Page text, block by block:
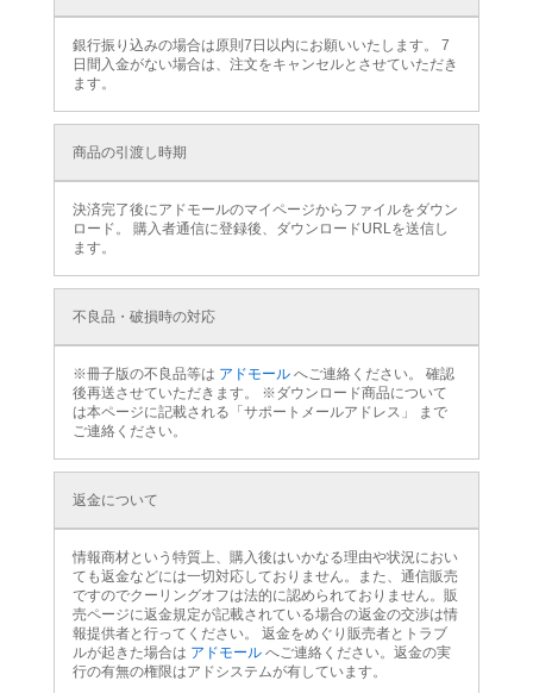
銀行振り込みの場合は原則7日以内にお願いいたします。 7
日間入金がない場合は、注文をキャンセルとさせていただき
ます。
商品の引渡し時期
決済完了後にアドモールのマイページからファイルをダウン
ロード。 購入者通信に登録後、ダウンロードURLを送信し
ます。
不良品・破損時の対応
※冊子版の不良品等は アドモールへご連絡ください。 確認
後再送させていただきます。 ※ダウンロード商品について
は本ページに記載される「サポートメールアドレス」 まで
ご連絡ください。
返金について
情報商材という特質上、購入後はいかなる理由や状況におい
ても返金などには一切対応しておりません。また、通信販売
ですのでクーリングオフは法的に認められておりません。販
売ページに返金規定が記載されている場合の返金の交渉は情
報提供者と行ってください。 返金をめぐり販売者とトラブ
ルが起きた場合は アドモールへご連絡ください。返金の実
行の有無の権限はアドシステムが有しています。